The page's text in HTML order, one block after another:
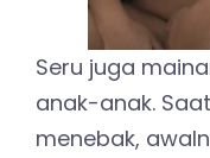
Seru juga
anak-anak.
menebak,